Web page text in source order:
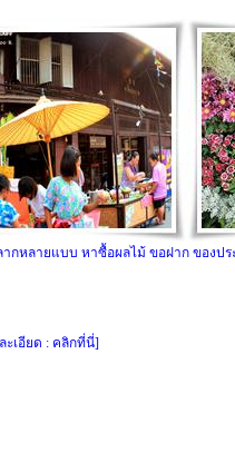
หลายแบบ หาซื้อผลไม้ ขอฝาก ของปร
ะเอียด : คลิกที่นี่]